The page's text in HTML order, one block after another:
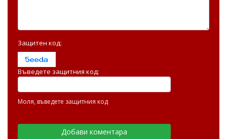
Защитен код:
Въведете защитния код:
Моля, въведете защитния код